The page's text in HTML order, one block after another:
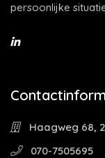
persoonlijke
Haagweg 68,
070-7505695